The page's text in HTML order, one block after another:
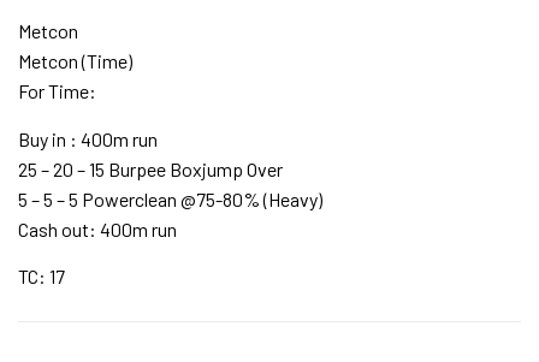
Metcon
Metcon (Time)
For Time:
Buy in : 400m run
25 – 20 – 15 Burpee Boxjump Over
5 – 5 – 5 Powerclean @75-80% (Heavy)
Cash out: 400m run
TC: 17